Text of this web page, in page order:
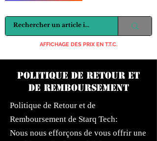
AFFICHAGE DES PRIX EN T.T.C.
POLITIQUE DE RETOUR ET
DE REMBOURSEMENT
Politique de Retour et de
Remboursement de Starq Tech:
Nous nous efforçons de vous offrir une